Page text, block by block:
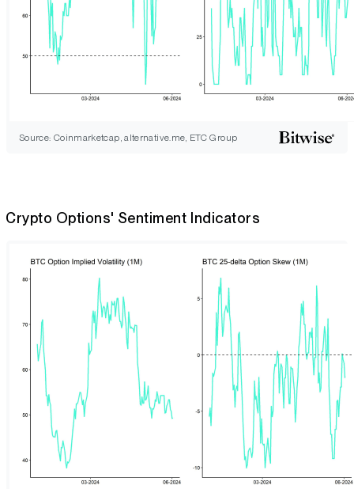
Source: Coinmarketcap, alternative.me, ETC Group
Crypto Options' Sentiment Indicators